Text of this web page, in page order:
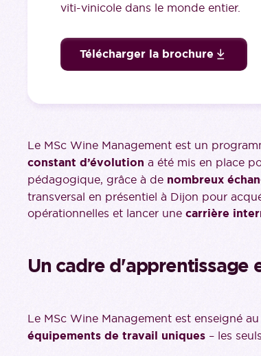
viti-vinicole dans le monde entier.
Télécharger la brochure
Le MSc Wine Management est un
constant d’évolution a été mis en place
pédagogique, grâce à de nombreux
transversal en présentiel à Dijon pour
opérationnelles et lancer une carrière
Un cadre d'apprentissage
Le MSc Wine Management est enseigné
équipements de travail uniques – les